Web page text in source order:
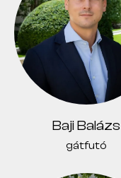
Baji Balázs
gátfutó